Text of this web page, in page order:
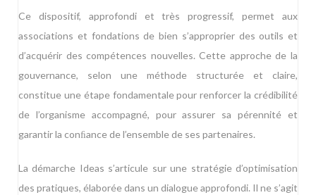
Ce dispositif, approfondi et très progressif, permet aux
associations et fondations de bien s’approprier des outils et
d’acquérir des compétences nouvelles. Cette approche de la
gouvernance, selon une méthode structurée et claire,
constitue une étape fondamentale pour renforcer la crédibilité
de l’organisme accompagné, pour assurer sa pérennité et
garantir la conﬁance de l’ensemble de ses partenaires.
La démarche Ideas s’articule sur une stratégie d’optimisation
des pratiques, élaborée dans un dialogue approfondi. Il ne s’agit